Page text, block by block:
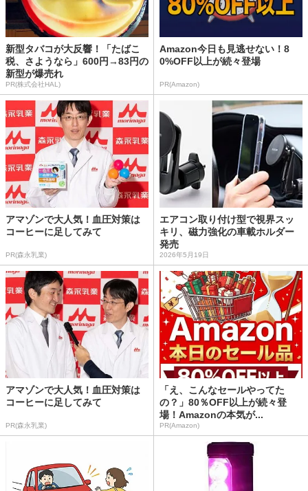
新型タバコが大反響！「たばこ
税、さようなら」600円→83円の
新型が爆売れ
PR(株式会社HAL)
Amazon今日も見逃せない！8
0%OFF以上が続々登場
PR(Amazon)
アマゾンで大人気！血圧対策は
コーヒーに足してみて
PR(森永乳業)
エアコン取り付け型で視界スッ
キリ、磁力強化の車載ホルダー
発売
2026年5月19日
アマゾンで大人気！血圧対策は
コーヒーに足してみて
PR(森永乳業)
「え、こんなセールやってた
の？」80％OFF以上が続々登
場！Amazonの本気が...
PR(Amazon)